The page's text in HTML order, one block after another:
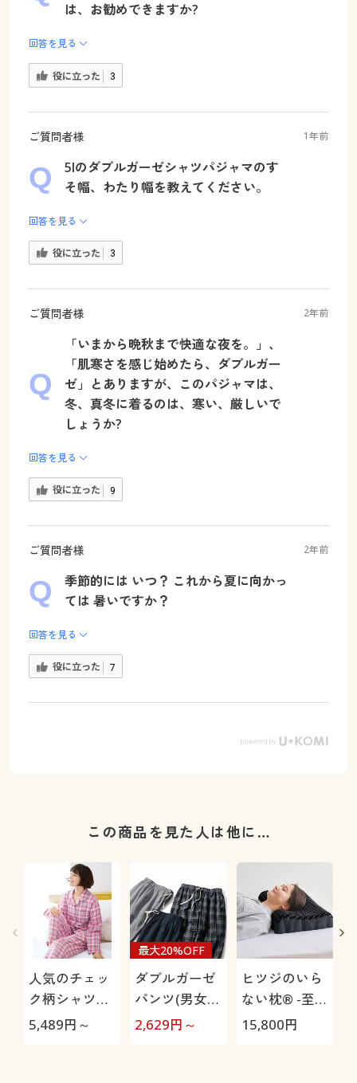
は、お勧めできますか?
回答を見る
役に立った 3
ご質問者様 1年前
5lのダブルガーゼシャツパジャマのす
そ幅、わたり幅を教えてください。
回答を見る
役に立った 3
ご質問者様 2年前
「いまから晩秋まで快適な夜を。」、
「肌寒さを感じ始めたら、ダブルガー
ゼ」とありますが、このパジャマは、
冬、真冬に着るのは、寒い、厳しいで
しょうか?
回答を見る
役に立った 9
ご質問者様 2年前
季節的には いつ？ これから夏に向かっ
ては 暑いですか？
回答を見る
役に立った 7
この商品を見た人は他に…
人気のチェッ
ク柄シャツパ
ジャマ(綿
5,489円～
ダブルガーゼ
パンツ(男女兼
用)
最大20%OFF
2,629円～
ヒツジのいら
ない枕® -至
極-
15,800円